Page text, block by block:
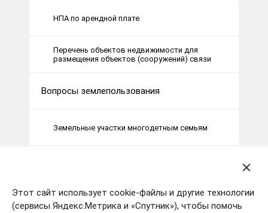
Этот сайт использует cookie-файлы и другие технологии
(сервисы Яндекс.Метрика и «Спутник»), чтобы помочь
НПА по арендной плате
Перечень объектов недвижимости для
размещения объектов (сооружений) связи
Вопросы землепользования
Земельные участки многодетным семьям
Муниципальный земельный контроль